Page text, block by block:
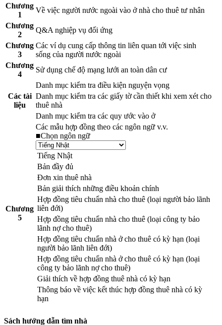
Chương
1
Về việc người nước ngoài vào ở nhà cho thuê tư nhân
Chương
2
Q&A nghiệp vụ đối ứng
Chương
3
Các ví dụ cung cấp thông tin liên quan tới việc sinh
sống của người nước ngoài
Chương
4
Sử dụng chế độ mạng lưới an toàn dân cư
Các tài
liệu
Danh mục kiểm tra điều kiện nguyện vọng
Danh mục kiểm tra các giấy tờ cần thiết khi xem xét cho
thuê nhà
Danh mục kiểm tra các quy ước vào ở
Chương
5
Các mẫu hợp đồng theo các ngôn ngữ v.v.
■Chọn ngôn ngữ
Tiếng Nhật
Bản đầy đủ
Đơn xin thuê nhà
Bản giải thích những điều khoản chính
Hợp đồng tiêu chuẩn nhà cho thuê (loại người bảo lãnh
liên đới)
Hợp đồng tiêu chuẩn nhà cho thuê (loại công ty bảo
lãnh nợ cho thuê)
Hợp đồng tiêu chuẩn nhà ở cho thuê có kỳ hạn (loại
người bảo lãnh liên đới)
Hợp đồng tiêu chuẩn nhà ở cho thuê có kỳ hạn (loại
công ty bảo lãnh nợ cho thuê)
Giải thích về hợp đồng thuê nhà có kỳ hạn
Thông báo về việc kết thúc hợp đồng thuê nhà có kỳ
hạn
Sách hướng dẫn tìm nhà